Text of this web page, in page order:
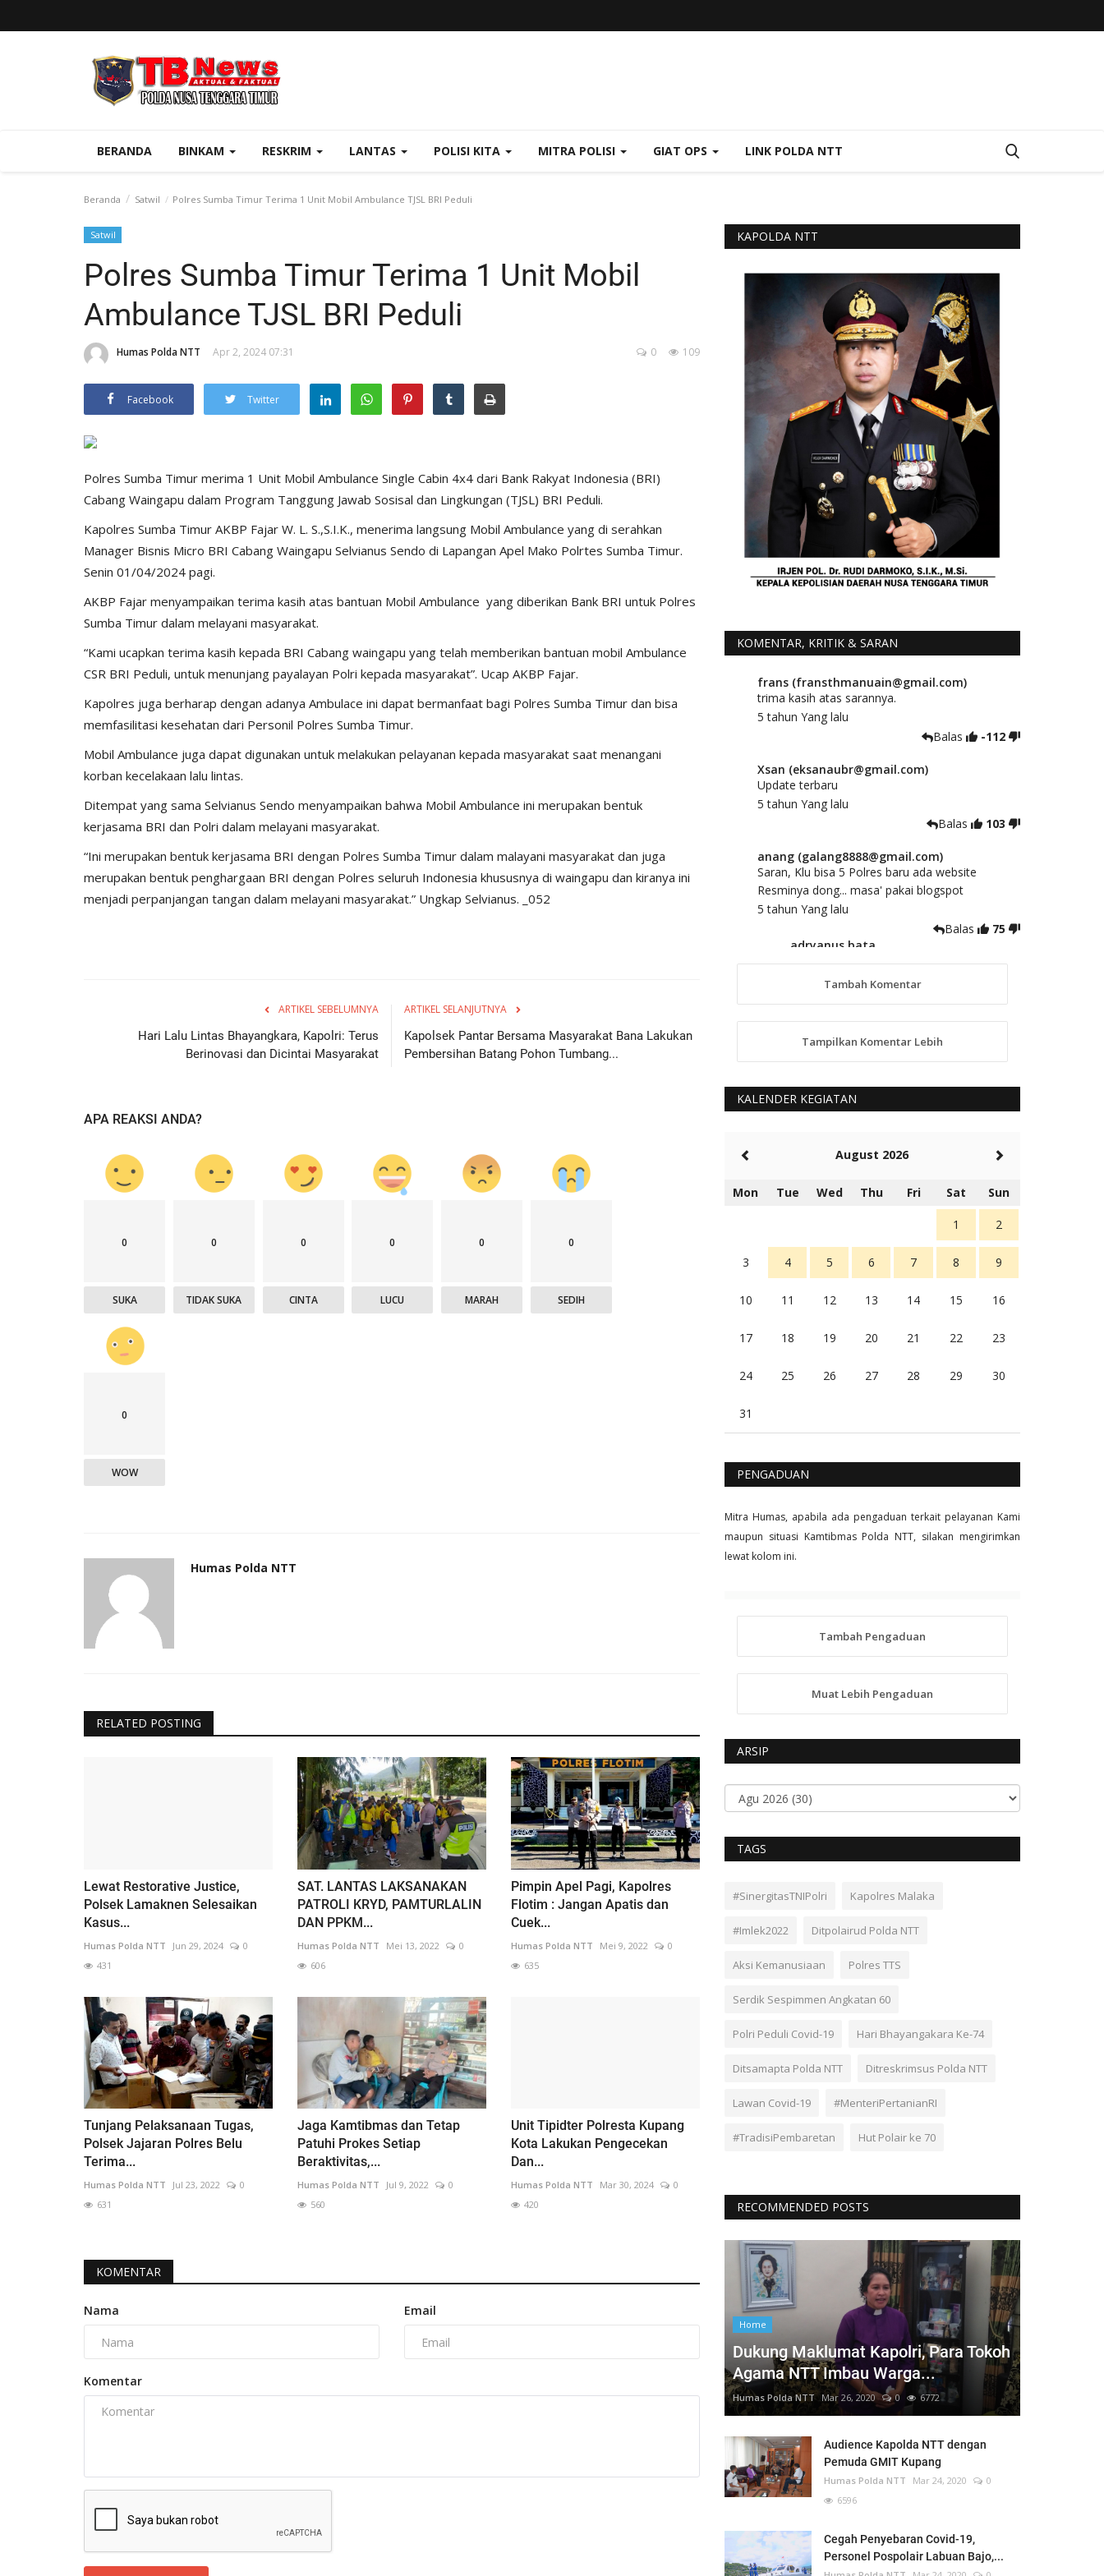
BERANDA BINKAM RESKRIM LANTAS POLISI KITA MITRA POLISI GIAT OPS LINK POLDA NTT
Beranda Satwil Polres Sumba Timur Terima 1 Unit Mobil Ambulance TJSL BRI Peduli
Satwil
Polres Sumba Timur Terima 1 Unit Mobil
Ambulance TJSL BRI Peduli
Humas Polda NTT Apr 2, 2024 07:31 109
0
Facebook Twitter
Polres Sumba Timur merima 1 Unit Mobil Ambulance Single Cabin 4x4 dari Bank Rakyat Indonesia (BRI)
Cabang Waingapu dalam Program Tanggung Jawab Sosisal dan Lingkungan (TJSL) BRI Peduli.
Kapolres Sumba Timur AKBP Fajar W. L. S.,S.I.K., menerima langsung Mobil Ambulance yang di serahkan
Manager Bisnis Micro BRI Cabang Waingapu Selvianus Sendo di Lapangan Apel Mako Polrtes Sumba Timur.
Senin 01/04/2024 pagi.
AKBP Fajar menyampaikan terima kasih atas bantuan Mobil Ambulance yang diberikan Bank BRI untuk Polres
Sumba Timur dalam melayani masyarakat.
“Kami ucapkan terima kasih kepada BRI Cabang waingapu yang telah memberikan bantuan mobil Ambulance
CSR BRI Peduli, untuk menunjang payalayan Polri kepada masyarakat”. Ucap AKBP Fajar.
Kapolres juga berharap dengan adanya Ambulace ini dapat bermanfaat bagi Polres Sumba Timur dan bisa
memfasilitasi kesehatan dari Personil Polres Sumba Timur.
Mobil Ambulance juga dapat digunakan untuk melakukan pelayanan kepada masyarakat saat menangani
korban kecelakaan lalu lintas.
Ditempat yang sama Selvianus Sendo menyampaikan bahwa Mobil Ambulance ini merupakan bentuk
kerjasama BRI dan Polri dalam melayani masyarakat.
“Ini merupakan bentuk kerjasama BRI dengan Polres Sumba Timur dalam malayani masyarakat dan juga
merupakan bentuk penghargaan BRI dengan Polres seluruh Indonesia khususnya di waingapu dan kiranya ini
menjadi perpanjangan tangan dalam melayani masyarakat.” Ungkap Selvianus. _052
ARTIKEL SEBELUMNYA
Hari Lalu Lintas Bhayangkara, Kapolri: Terus
Berinovasi dan Dicintai Masyarakat
ARTIKEL SELANJUTNYA
Kapolsek Pantar Bersama Masyarakat Bana Lakukan
Pembersihan Batang Pohon Tumbang...
APA REAKSI ANDA?
0
SUKA
0
TIDAK SUKA
0
CINTA
0
LUCU
0
MARAH
0
SEDIH
0
WOW
Humas Polda NTT
RELATED POSTING
Lewat Restorative Justice,
Polsek Lamaknen Selesaikan
Kasus...
Humas Polda NTT Jun 29, 2024
0
431
SAT. LANTAS LAKSANAKAN
PATROLI KRYD, PAMTURLALIN
DAN PPKM...
Humas Polda NTT Mei 13, 2022
0
606
Pimpin Apel Pagi, Kapolres
Flotim : Jangan Apatis dan
Cuek...
Humas Polda NTT Mei 9, 2022
0
635
Tunjang Pelaksanaan Tugas,
Polsek Jajaran Polres Belu
Terima...
Humas Polda NTT Jul 23, 2022
0
631
Jaga Kamtibmas dan Tetap
Patuhi Prokes Setiap
Beraktivitas,...
Humas Polda NTT Jul 9, 2022
0
560
Unit Tipidter Polresta Kupang
Kota Lakukan Pengecekan
Dan...
Humas Polda NTT Mar 30, 2024
0
420
KOMENTAR
Nama Email
Komentar
KAPOLDA NTT
KOMENTAR, KRITIK & SARAN
frans (fransthmanuain@gmail.com)
trima kasih atas sarannya.
5 tahun Yang lalu
Balas
-112
Xsan (eksanaubr@gmail.com)
Update terbaru
5 tahun Yang lalu
Balas
103
anang (galang8888@gmail.com)
Saran, Klu bisa 5 Polres baru ada website
Resminya dong... masa' pakai blogspot
5 tahun Yang lalu
Balas
75
adryanus bata
kami tindaklanjuti
5 tahun Yang lalu
88
anggy (anakkaos@gmail.com)
Sumba Barat Aman, Trmksih Pak Polisi
5 tahun Yang lalu
Rambu (rambu03@gmail.com)
5 tahun Yang lalu
Balas
16
Tambah Komentar
Tampilkan Komentar Lebih
KALENDER KEGIATAN
August 2026
Mon Tue Wed Thu Fri Sat Sun
1 2
3 4 5 6 7 8 9
10 11 12 13 14 15 16
17 18 19 20 21 22 23
24 25 26 27 28 29 30
31
PENGADUAN
Mitra Humas, apabila ada pengaduan terkait pelayanan Kami
maupun situasi Kamtibmas Polda NTT, silakan mengirimkan
lewat kolom ini.
Tambah Pengaduan
Muat Lebih Pengaduan
ARSIP
TAGS
#SinergitasTNIPolri Kapolres Malaka
#Imlek2022 Ditpolairud Polda NTT
Aksi Kemanusiaan Polres TTS
Serdik Sespimmen Angkatan 60
Polri Peduli Covid-19 Hari Bhayangakara Ke-74
Ditsamapta Polda NTT Ditreskrimsus Polda NTT
Lawan Covid-19 #MenteriPertanianRI
#TradisiPembaretan Hut Polair ke 70
RECOMMENDED POSTS
Home
Dukung Maklumat Kapolri, Para Tokoh
Agama NTT Imbau Warga...
Humas Polda NTT Mar 26, 2020 0 6772
Audience Kapolda NTT dengan
Pemuda GMIT Kupang
Humas Polda NTT Mar 24, 2020
0
6596
Cegah Penyebaran Covid-19,
Personel Pospolair Labuan Bajo,...